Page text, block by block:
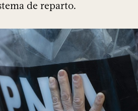
de reparto.